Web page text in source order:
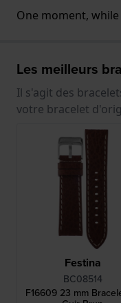
One moment,
Les meilleurs
Il s'agit des
votre bracelet
Festina
BC08514
F16609 23 mm